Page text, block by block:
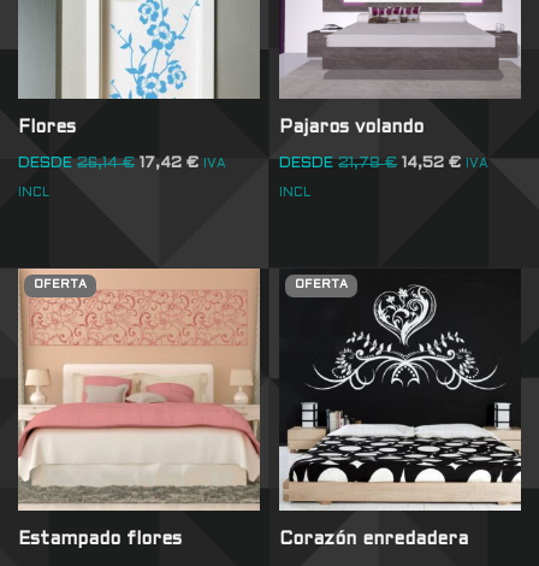
Flores
DESDE 26,14€ 17,42 € IVA
INCL
Pajaros volando
DESDE 21,78€ 14,52€ IVA
INCL
OFERTA
Estampado flores
OFERTA
Corazón enredadera